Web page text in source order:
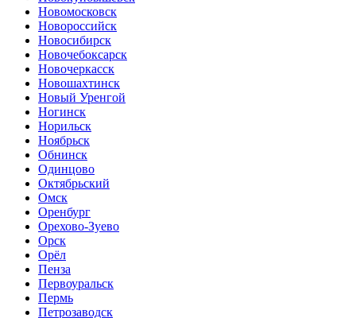
Новомосковск
Новороссийск
Новосибирск
Новочебоксарск
Новочеркасск
Новошахтинск
Новый Уренгой
Ногинск
Норильск
Ноябрьск
Обнинск
Одинцово
Октябрьский
Омск
Оренбург
Орехово-Зуево
Орск
Орёл
Пенза
Первоуральск
Пермь
Петрозаводск